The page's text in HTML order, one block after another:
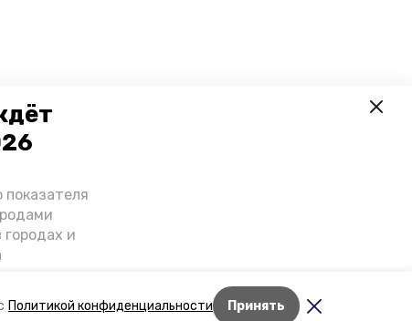
Политикой конфиденциальности Принять
и
о
Лента новостей